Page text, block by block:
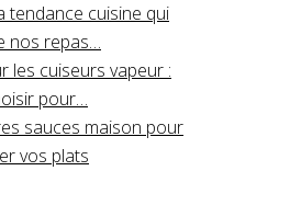
tendance cuisine qui
nos repas…
les cuiseurs vapeur :
pour…
sauces maison pour
vos plats